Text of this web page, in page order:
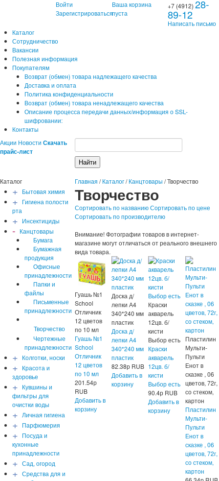
Войти
Зарегистрироваться
Ваша корзина
пуста
+7 (4912)28-
89-12
Написать письмо
Каталог
Сотрудничество
Вакансии
Полезная информация
Покупателям
Возврат (обмен) товара надлежащего качества
Доставка и оплата
Политика конфиденциальности
Возврат (обмен) товара ненадлежащего качества
Описание процесса передачи данных/информация о SSL-
шифровании:
Контакты
Акции Новости Скачать
прайс-лист
Каталог
+ Бытовая химия
+ Гигиена полости
рта
+ Инсектициды
- Канцтовары
Бумага
Бумажная
продукция
Офисные
принадлежности
Папки и
файлы
Письменные
принадлежности
Творчество
Чертежные
принадлежности
+ Колготки, носки
+ Красота и
здоровье
+ Кувшины и
фильтры для
очистки воды
+ Личная гигиена
+ Парфюмерия
+ Посуда и
кухонные
принадлежности
+ Сад, огород
+ Средства для и
Главная /Каталог/Канцтовары /Творчество
Творчество
Сортировать по названию Сортировать по цене
Сортировать по производителю
Внимание! Фотографии товаров в интернет-
магазине могут отличаться от реального внешнего
вида товара.
Гуашь №1
School
Отличник
12 цветов
по 10 мл
Гуашь №1
School
Отличник
12 цветов
по 10 мл
201.54р
RUB
Добавить в
корзину
Доска д/
лепки А4
340*240 мм
пластик
Доска д/
лепки А4
340*240 мм
пластик
82.38р RUB
Добавить в
корзину
Краски
акварель
12цв. б/
кисти
Выбор есть
Краски
акварель
12цв. б/
кисти
Выбор есть
90.4р RUB
Добавить в
корзину
Пластилин
Мульти-
Пульти
Енот в
сказке , 06
цветов, 72г,
со стеком,
картон
Пластилин
Мульти-
Пульти
Енот в
сказке , 06
цветов, 72г,
со стеком,
картон